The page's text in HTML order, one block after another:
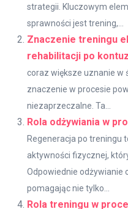
strategii. Kluczowym
sprawności jest trening,...
Znaczenie treningu
rehabilitacji po
coraz większe uznanie w
znaczenie w procesie
niezaprzeczalne. Ta...
Rola odżywiania w
Regeneracja po treningu
aktywności fizycznej,
Odpowiednie odżywianie
pomagając nie tylko...
Rola treningu w